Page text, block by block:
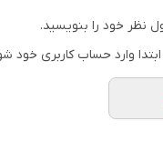
نظر خود را بنویسید.
وارد حساب کاربری خود